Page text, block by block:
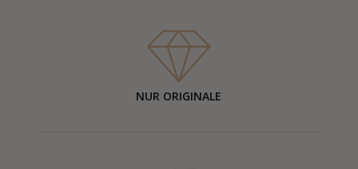
NUR ORIGINALE